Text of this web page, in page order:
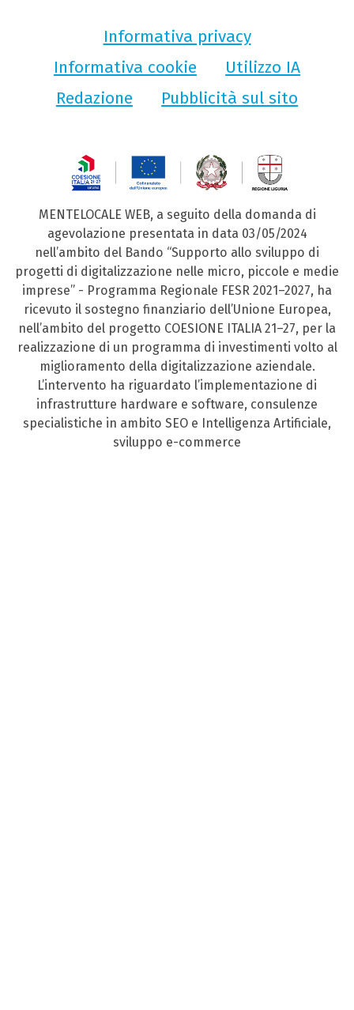
Informativa privacy
Informativa cookie
Utilizzo IA
Redazione
Pubblicità sul sito
MENTELOCALE WEB, a seguito della domanda di
agevolazione presentata in data 03/05/2024
nell’ambito del Bando “Supporto allo sviluppo di
progetti di digitalizzazione nelle micro, piccole e medie
imprese” - Programma Regionale FESR 2021–2027, ha
ricevuto il sostegno finanziario dell’Unione Europea,
nell’ambito del progetto COESIONE ITALIA 21–27, per la
realizzazione di un programma di investimenti volto al
miglioramento della digitalizzazione aziendale.
L’intervento ha riguardato l’implementazione di
infrastrutture hardware e software, consulenze
specialistiche in ambito SEO e Intelligenza Artificiale,
sviluppo e-commerce